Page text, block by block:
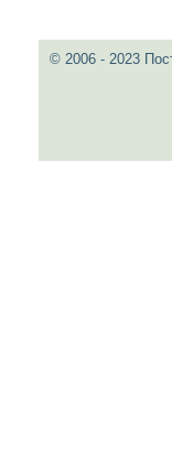
© 2006 - 2023